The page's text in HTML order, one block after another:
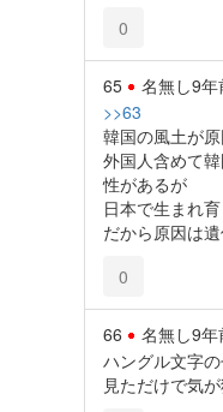
0
65 名無し9年
>>63
韓国の風土が
外国人含めて
性があるが
日本で生まれ
だから原因は
0
66 名無し9年
ハングル文字
見ただけで